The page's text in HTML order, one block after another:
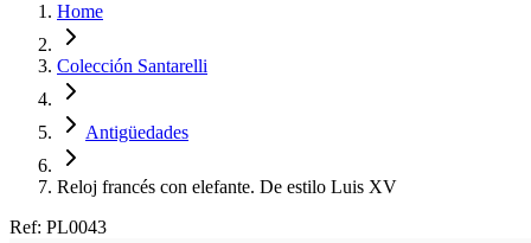
Home
Colección Santarelli
Antigüedades
Reloj francés con elefante. De estilo Luis XV
Ref: PL0043